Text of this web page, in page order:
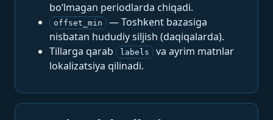
bo‘lmagan periodlarda chiqadi.
offset_min
— Toshkent bazasiga
nisbatan hududiy siljish (daqiqalarda).
Tillarga qarab
labels
va ayrim matnlar
lokalizatsiya qilinadi.